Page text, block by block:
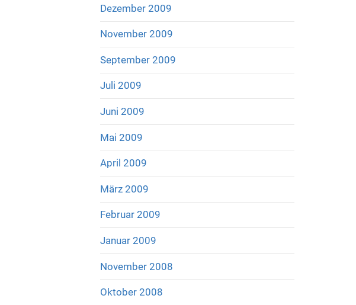
Dezember 2009
November 2009
September 2009
Juli 2009
Juni 2009
Mai 2009
April 2009
März 2009
Februar 2009
Januar 2009
November 2008
Oktober 2008